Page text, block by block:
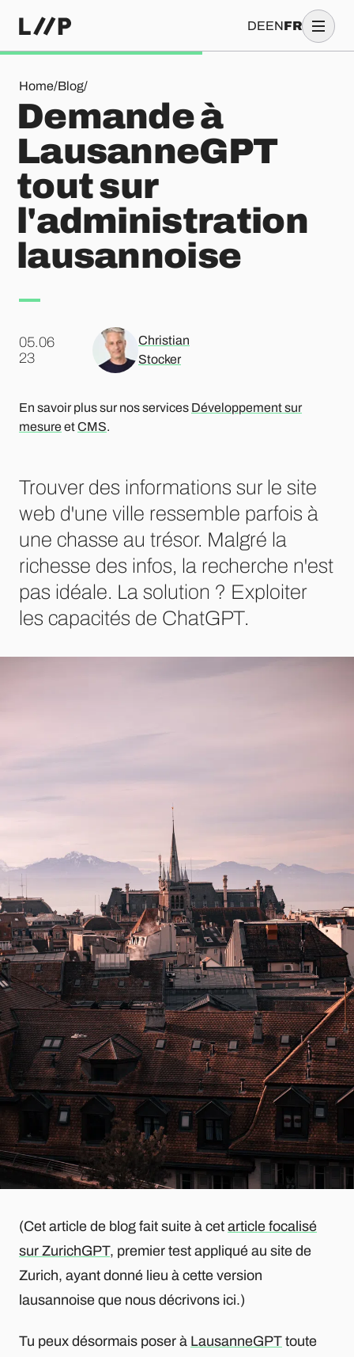
DEENFR
Home/Blog/
Demande à LausanneGPT tout sur l'administration
Demande à
LausanneGPT
tout sur
l'administration
lausannoise
05.06
.23
Christian
Stocker
En savoir plus sur nos services Développement sur
mesureetCMS.
Trouver des informations sur le site
web d'une ville ressemble parfois à
une chasse au trésor. Malgré la
richesse des infos, la recherche n'est
pas idéale. La solution ? Exploiter
les capacités de ChatGPT.
(Cet article de blog fait suite à cet article focalisé
sur ZurichGPT, premier test appliqué au site de
Zurich, ayant donné lieu à cette version
lausannoise que nous décrivons ici.)
Tu peux désormais poser à LausanneGPT toute